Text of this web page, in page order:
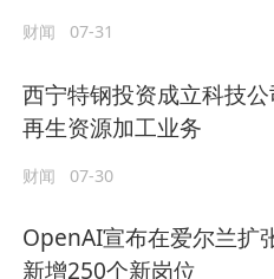
财闻 07-31
西宁特钢投资成立科技
再生资源加工业务
财闻 07-30
OpenAI宣布在爱尔兰扩
新增250个新岗位